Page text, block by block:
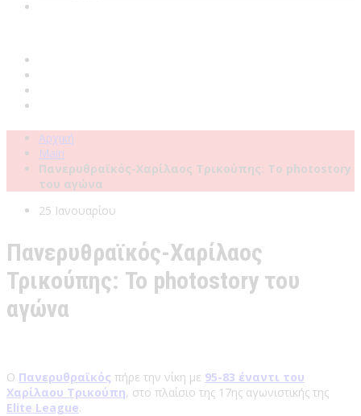
Αρχική
Main
Πανερυθραϊκός-Χαρίλαος Τρικούπης: Το photostory
του αγώνα
25 Ιανουαρίου
Πανερυθραϊκός-Χαρίλαος
Τρικούπης: Το photostory του
αγώνα
Ο Πανερυθραϊκός πήρε την νίκη με 95-83 έναντι του
Χαρίλαου Τρικούπη, στο πλαίσιο της 17ης αγωνιστικής της
Elite League.